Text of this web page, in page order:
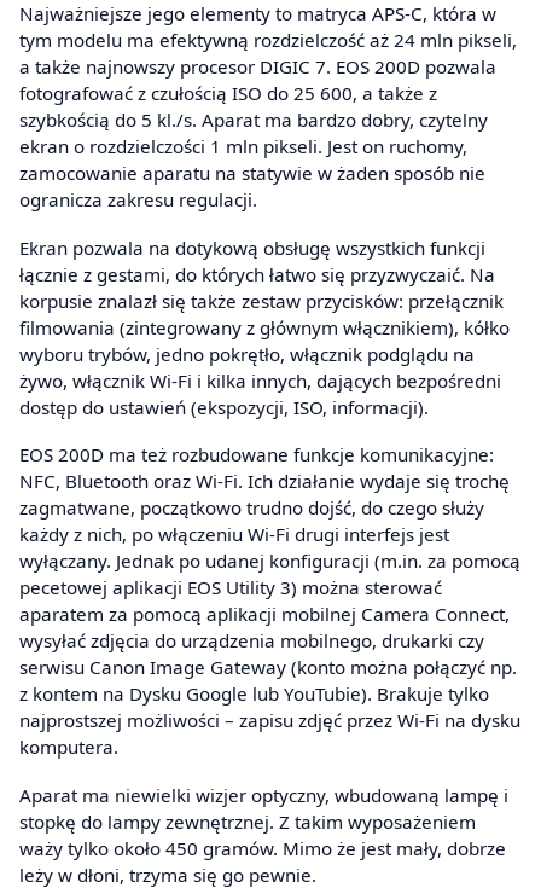
Najważniejsze jego elementy to matryca APS-C, która w
tym modelu ma efektywną rozdzielczość aż 24 mln pikseli,
a także najnowszy procesor DIGIC 7. EOS 200D pozwala
fotografować z czułością ISO do 25 600, a także z
szybkością do 5 kl./s. Aparat ma bardzo dobry, czytelny
ekran o rozdzielczości 1 mln pikseli. Jest on ruchomy,
zamocowanie aparatu na statywie w żaden sposób nie
ogranicza zakresu regulacji.
Ekran pozwala na dotykową obsługę wszystkich funkcji
łącznie z gestami, do których łatwo się przyzwyczaić. Na
korpusie znalazł się także zestaw przycisków: przełącznik
filmowania (zintegrowany z głównym włącznikiem), kółko
wyboru trybów, jedno pokrętło, włącznik podglądu na
żywo, włącznik Wi-Fi i kilka innych, dających bezpośredni
dostęp do ustawień (ekspozycji, ISO, informacji).
EOS 200D ma też rozbudowane funkcje komunikacyjne:
NFC, Bluetooth oraz Wi-Fi. Ich działanie wydaje się trochę
zagmatwane, początkowo trudno dojść, do czego służy
każdy z nich, po włączeniu Wi-Fi drugi interfejs jest
wyłączany. Jednak po udanej konfiguracji (m.in. za pomocą
pecetowej aplikacji EOS Utility 3) można sterować
aparatem za pomocą aplikacji mobilnej Camera Connect,
wysyłać zdjęcia do urządzenia mobilnego, drukarki czy
serwisu Canon Image Gateway (konto można połączyć np.
z kontem na Dysku Google lub YouTubie). Brakuje tylko
najprostszej możliwości – zapisu zdjęć przez Wi-Fi na dysku
komputera.
Aparat ma niewielki wizjer optyczny, wbudowaną lampę i
stopkę do lampy zewnętrznej. Z takim wyposażeniem
waży tylko około 450 gramów. Mimo że jest mały, dobrze
leży w dłoni, trzyma się go pewnie.